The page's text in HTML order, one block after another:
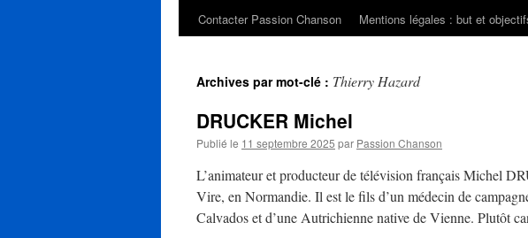
Contacter Passion Chanson
Mentions légales : but et
Archives par mot-clé : Thierry Hazard
DRUCKER Michel
Publié le 11 septembre 2025 par Passion Chanson
L’animateur et producteur de télévision français Michel
Vire, en Normandie. Il est le fils d’un médecin de
Calvados et d’une Autrichienne native de Vienne. Plutôt